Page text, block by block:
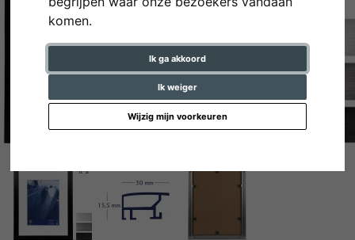
komen.
Ik ga akkoord
Ik weiger
Wijzig mijn voorkeuren